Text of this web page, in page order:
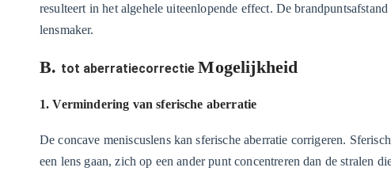
resulteert in het algehele uiteenlopende effect. De
lensmaker.
B. tot aberratiecorrectieMogelijkheid
1. Vermindering van sferische aberratie
De concave meniscuslens kan sferische aberratie corrigeren.
een lens gaan, zich op een ander punt concentreren dan de stralen